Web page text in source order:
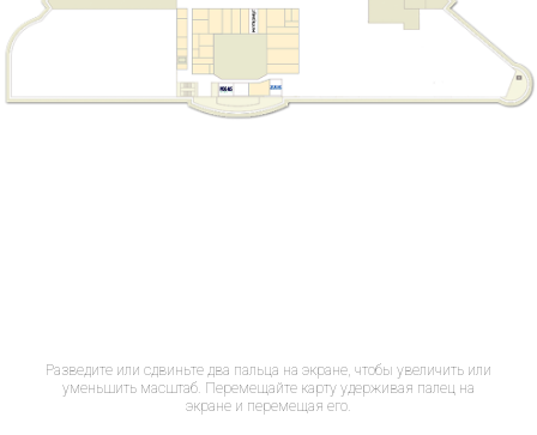
Разведите или сдвиньте два пальца на экране, чтобы увеличить или
уменьшить масштаб. Перемещайте карту удерживая палец на
экране и перемещая его.